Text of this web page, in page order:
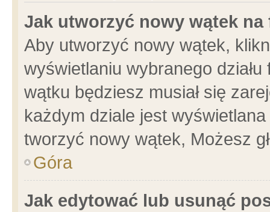
Jak utworzyć nowy wątek na
Aby utworzyć nowy wątek,
wyświetlaniu wybranego
wątku będziesz musiał się
każdym dziale jest
tworzyć nowy wątek, Możesz
Góra
Jak edytować lub usunąć